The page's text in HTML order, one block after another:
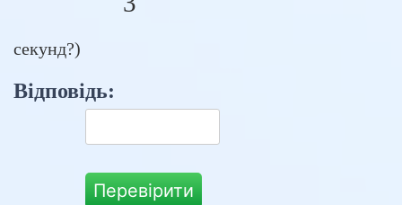
секунд?)
Відповідь:
Перевірити